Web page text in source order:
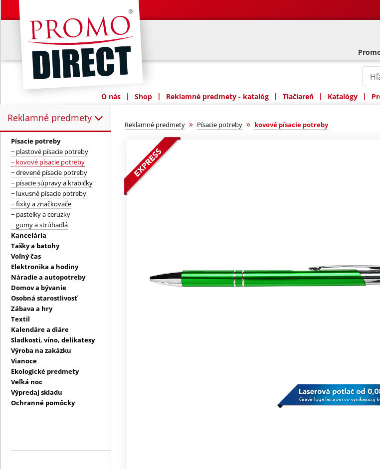
O nás | Shop | Reklamné predmety - katalóg | Tlačiareň | Katalógy |
Reklamné predmety
Reklamné predmety:
Písacie potreby
− plastové písacie potreby
− kovové písacie potreby
− drevené písacie potreby
− písacie súpravy a krabičky
− luxusné písacie potreby
− fixky a značkovače
− pastelky a ceruzky
− gumy a strúhadlá
Kancelária
Tašky a batohy
Voľný čas
Elektronika a hodiny
Náradie a autopotreby
Domov a bývanie
Osobná starostlivosť
Zábava a hry
Textil
Kalendáre a diáre
Sladkosti, víno, delikatesy
Výroba na zakázku
Vianoce
Ekologické predmety
Veľká noc
Výpredaj skladu
Ochranné pomôcky
Reklamné predmety » Písacie potreby » kovové písacie potreby